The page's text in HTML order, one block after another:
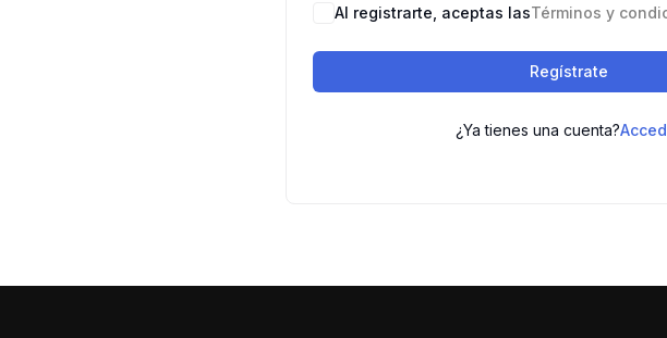
Al registrarte, aceptas lasTérminos y
Regístrate
¿Ya tienes una cuenta?